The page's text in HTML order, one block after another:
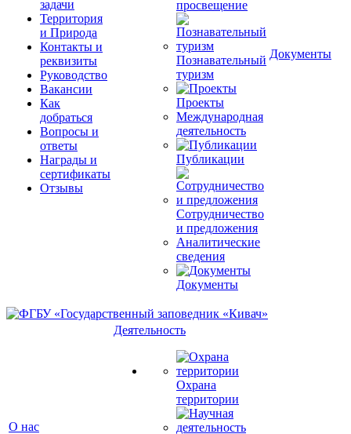
задачи
Территория
и Природа
Контакты и
реквизиты
Руководство
Вакансии
Как
добраться
Вопросы и
ответы
Награды и
сертификаты
Отзывы
просвещение
Познавательный
туризм
Проекты
Международная
деятельность
Публикации
Сотрудничество
и предложения
Аналитические
сведения
Документы
Документы
О нас
Деятельность
Охрана
территории